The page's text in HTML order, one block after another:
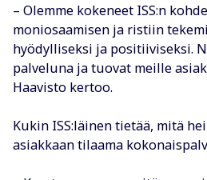
– Olemme kokeneet ISS:n
moniosaamisen ja ristiin
hyödylliseksi ja positiiviseksi.
palveluna ja tuovat meille
Haavisto kertoo.
Kukin ISS:läinen tietää, mitä
asiakkaan tilaama